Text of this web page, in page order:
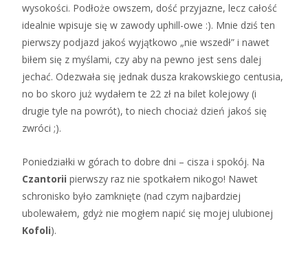
wysokości. Podłoże owszem, dość przyjazne, lecz całość
idealnie wpisuje się w zawody uphill-owe :). Mnie dziś ten
pierwszy podjazd jakoś wyjątkowo „nie wszedł” i nawet
biłem się z myślami, czy aby na pewno jest sens dalej
jechać. Odezwała się jednak dusza krakowskiego centusia,
no bo skoro już wydałem te 22 zł na bilet kolejowy (i
drugie tyle na powrót), to niech chociaż dzień jakoś się
zwróci ;).
Poniedziałki w górach to dobre dni – cisza i spokój. Na
Czantorii pierwszy raz nie spotkałem nikogo! Nawet
schronisko było zamknięte (nad czym najbardziej
ubolewałem, gdyż nie mogłem napić się mojej ulubionej
Kofoli).